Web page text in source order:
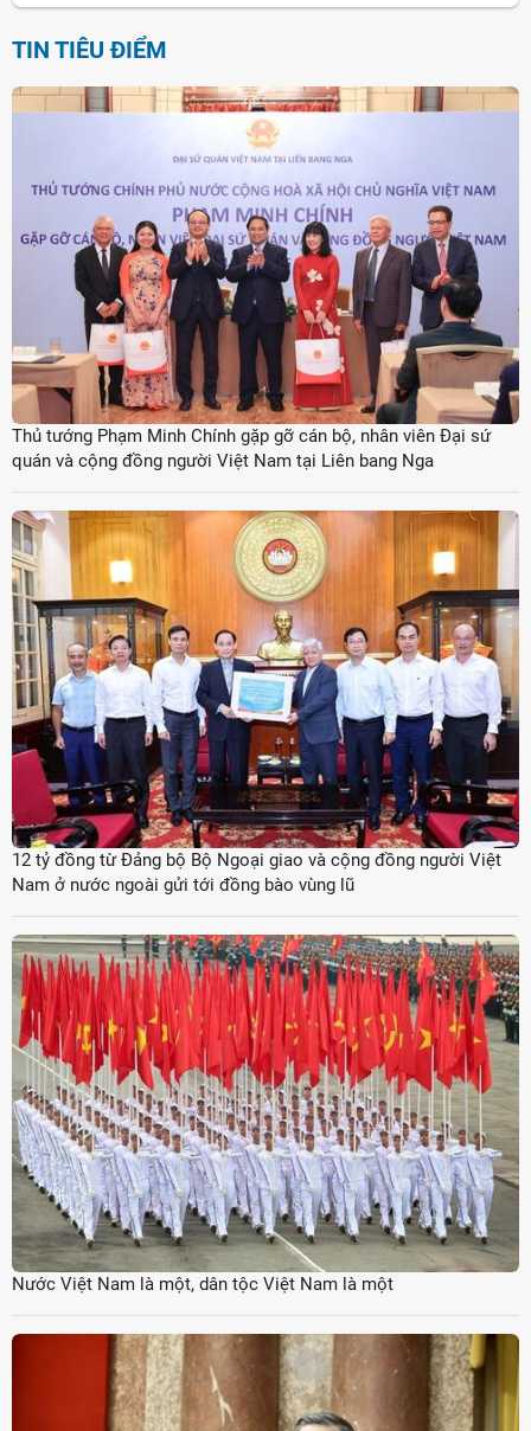
TIN TIÊU ĐIỂM
Thủ tướng Phạm Minh Chính gặp gỡ cán bộ, nhân viên Đại sứ
quán và cộng đồng người Việt Nam tại Liên bang Nga
12 tỷ đồng từ Đảng bộ Bộ Ngoại giao và cộng đồng người Việt
Nam ở nước ngoài gửi tới đồng bào vùng lũ
Nước Việt Nam là một, dân tộc Việt Nam là một